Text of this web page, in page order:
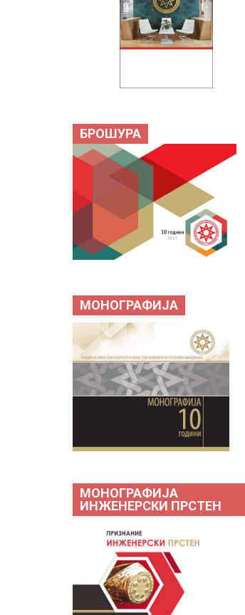
БРОШУРА
МОНОГРАФИЈА
МОНОГРАФИЈА
ИНЖЕНЕРСКИ ПРСТЕН